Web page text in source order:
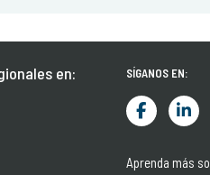
en:
SÍGANOS EN:
Aprenda más